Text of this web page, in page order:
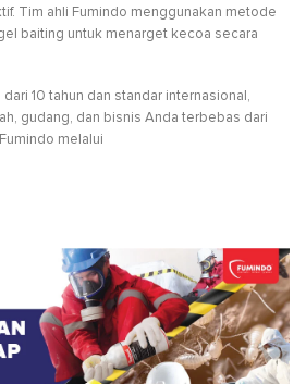
Tim ahli Fumindo menggunakan metode
baiting untuk menarget kecoa secara
10 tahun dan standar internasional,
gudang, dan bisnis Anda terbebas dari
melalui